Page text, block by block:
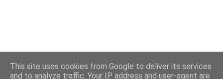
This site uses cookies from Google to deliver its services
and to analyze traffic. Your IP address and user-agent are